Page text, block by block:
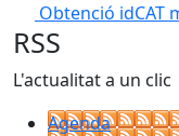
Obtenció idCAT
RSS
L'actualitat a un clic
Agenda